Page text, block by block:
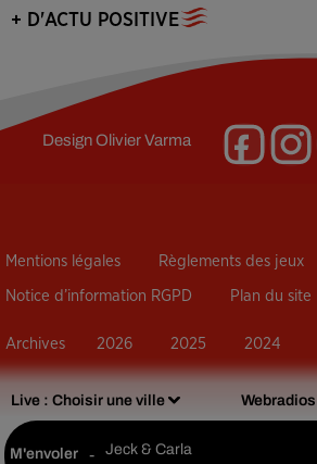
Live : Choisir une ville Webradios
M'envoler - Jeck & Carla
+ D'ACTU POSITIVE
DesignOlivier Varma
Mentions légales Règlements des jeux
Notice d’information RGPD Plan du site
Archives 2026 2025 2024